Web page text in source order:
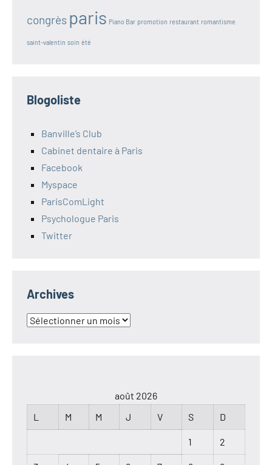
congrès paris Piano Bar promotion restaurant romantisme
saint-valentin soin été
Blogoliste
Banville’s Club
Cabinet dentaire à Paris
Facebook
Myspace
ParisComLight
Psychologue Paris
Twitter
Archives
Archives
août 2026
L
M M J V S D
1 2